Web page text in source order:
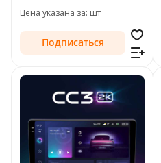
2013 Тип-B
Цена указана за: шт
Подписаться